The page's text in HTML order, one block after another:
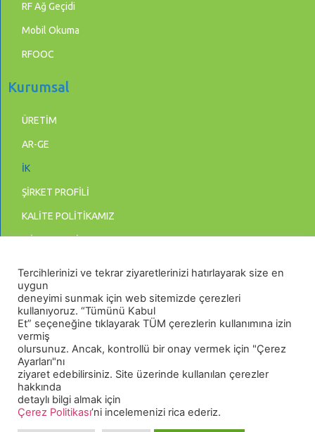
RF Ağ Geçidi
Mobil Okuma
RFOOC
Kurumsal
ÜRETİM
AR-GE
İK
ŞİRKET PROFİLİ
KALİTE POLİTİKAMIZ
MİSYON & VİZYON
KİŞİSEL VERİLERİN KORUNMASI
Tercihlerinizi ve tekrar ziyaretlerinizi hatırlayarak size en
uygun
deneyimi sunmak için web sitemizde çerezleri
kullanıyoruz. “Tümünü Kabul
Et” seçeneğine tıklayarak TÜM çerezlerin kullanımına izin
vermiş
olursunuz. Ancak, kontrollü bir onay vermek için "Çerez
Ayarları"nı
ziyaret edebilirsiniz. Site üzerinde kullanılan çerezler
hakkında
detaylı bilgi almak için
Çerez Politikası’ni incelemenizi rica ederiz.